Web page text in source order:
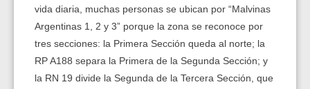
vida diaria, muchas personas se ubican por “Malvinas
Argentinas 1, 2 y 3” porque la zona se reconoce por
tres secciones: la Primera Sección queda al norte; la
RP A188 separa la Primera de la Segunda Sección; y
la RN 19 divide la Segunda de la Tercera Sección, que